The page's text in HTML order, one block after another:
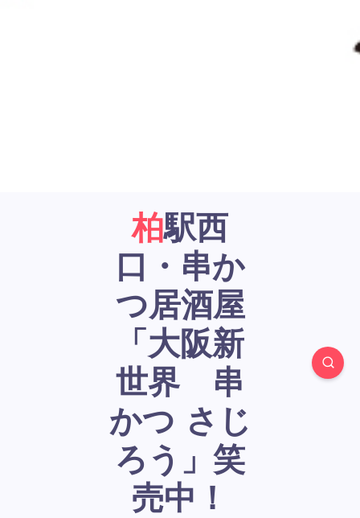
柏駅西
口・串か
つ居酒屋
「大阪新
世界 串
かつ さじ
ろう」笑
売中！